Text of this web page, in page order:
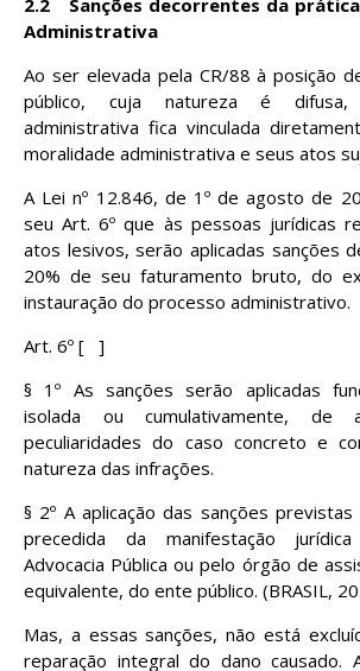
Administrativa
Ao ser elevada pela CR/88 à posição
público, cuja natureza é difusa,
administrativa fica vinculada
moralidade administrativa e seus atos
A Lei nº 12.846, de 1º de agosto de
seu Art. 6º que às pessoas jurídicas
atos lesivos, serão aplicadas sanções
20% de seu faturamento bruto, do
instauração do processo administrativo.
Art. 6º [ ]
§ 1º As sanções serão aplicadas
isolada ou cumulativamente, de
peculiaridades do caso concreto e
natureza das infrações.
§ 2º A aplicação das sanções
precedida da manifestação
Advocacia Pública ou pelo órgão de
equivalente, do ente público. (BRASIL,
Mas, a essas sanções, não está
reparação integral do dano causado.